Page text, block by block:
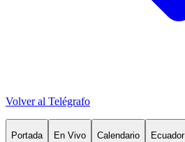
Volver al Telégrafo
Portada En Vivo Calendario Ecuador